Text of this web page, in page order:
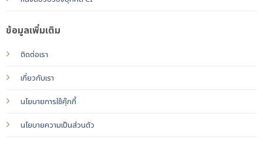
ข้อมูลเพิ่มเติม
ติดต่อเรา
เกี่ยวกับเรา
นโยบายการใช้คุ๊กกี้
นโยบายความเป็นส่วนตัว